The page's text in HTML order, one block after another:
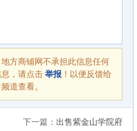
方商铺网不承担此信息任何
，请点击 举报 ！以便反馈给
频道查看。
下一篇： 出售紫金山学院府